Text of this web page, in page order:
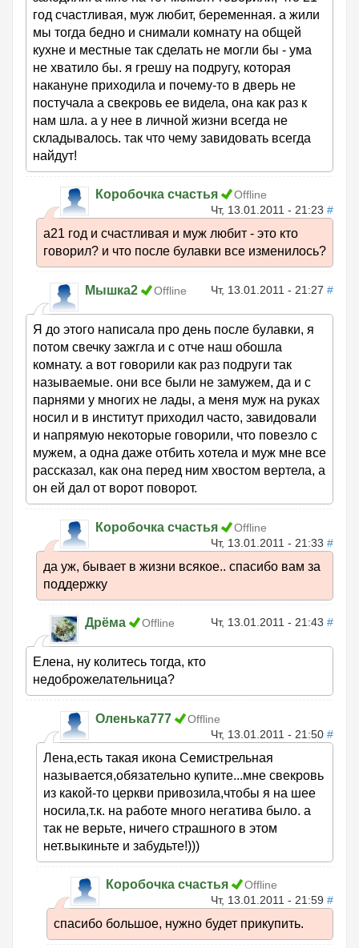
год счастливая, муж любит, беременная. а жили
мы тогда бедно и снимали комнату на общей
кухне и местные так сделать не могли бы - ума
не хватило бы. я грешу на подругу, которая
накануне приходила и почему-то в дверь не
постучала а свекровь ее видела, она как раз к
нам шла. а у нее в личной жизни всегда не
складывалось. так что чему завидовать всегда
найдут!
Коробочка счастья
Offline
Чт, 13.01.2011 - 21:23 #
а21 год и счастливая и муж любит - это кто
говорил? и что после булавки все изменилось?
Мышка2 Offline Чт, 13.01.2011 - 21:27 #
Я до этого написала про день после булавки, я
потом свечку зажгла и с отче наш обошла
комнату. а вот говорили как раз подруги так
называемые. они все были не замужем, да и с
парнями у многих не лады, а меня муж на руках
носил и в институт приходил часто, завидовали
и напрямую некоторые говорили, что повезло с
мужем, а одна даже отбить хотела и муж мне все
рассказал, как она перед ним хвостом вертела, а
он ей дал от ворот поворот.
Коробочка счастья
Offline
Чт, 13.01.2011 - 21:33 #
да уж, бывает в жизни всякое.. спасибо вам за
поддержку
Дрёма Offline Чт, 13.01.2011 - 21:43 #
Елена, ну колитесь тогда, кто
недоброжелательница?
Оленька777
Offline
Чт, 13.01.2011 - 21:50 #
Лена,есть такая икона Семистрельная
называется,обязательно купите...мне свекровь
из какой-то церкви привозила,чтобы я на шее
носила,т.к. на работе много негатива было. а
так не верьте, ничего страшного в этом
нет.выкиньте и забудьте!)))
Коробочка счастья
Offline
Чт, 13.01.2011 - 21:59 #
спасибо большое, нужно будет прикупить.